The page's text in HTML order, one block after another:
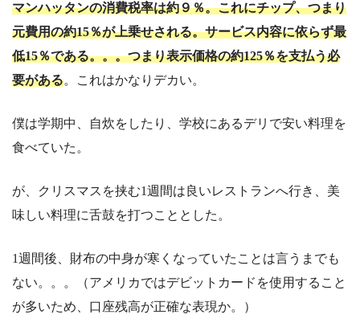
マンハッタンの消費税率は約９％。これにチップ、つまり
元費用の約15％が上乗せされる。サービス内容に依らず最
低15％である。。。つまり表示価格の約125％を支払う必
要がある。これはかなりデカい。
僕は学期中、自炊をしたり、学校にあるデリで安い料理を
食べていた。
が、クリスマスを挟む1週間は良いレストランへ行き、美
味しい料理に舌鼓を打つこととした。
1週間後、財布の中身が寒くなっていたことは言うまでも
ない。。。（アメリカではデビットカードを使用すること
が多いため、口座残高が正確な表現か。）